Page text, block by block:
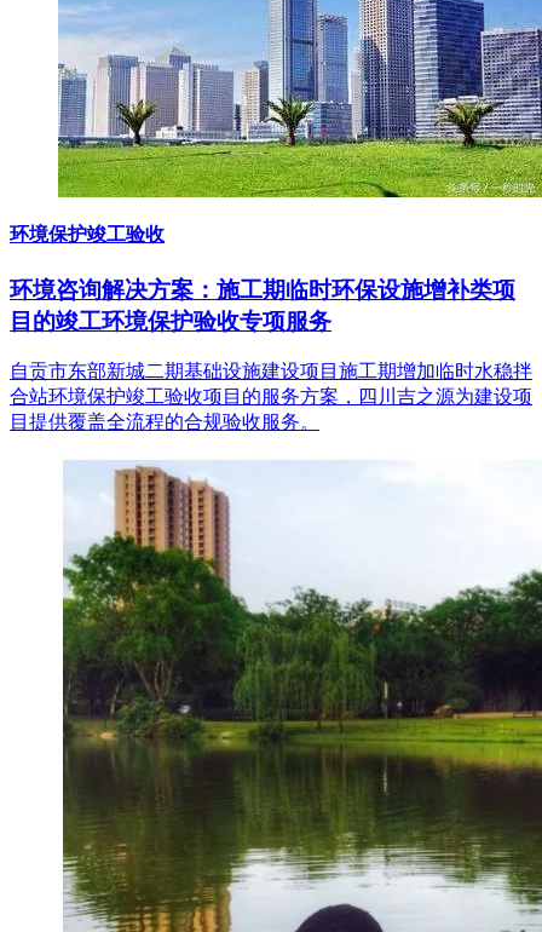
环境保护竣工验收
环境咨询解决方案：施工期临时环保设施增补类项
目的竣工环境保护验收专项服务
自贡市东部新城二期基础设施建设项目施工期增加临时水稳拌
合站环境保护竣工验收项目的服务方案，四川吉之源为建设项
目提供覆盖全流程的合规验收服务。